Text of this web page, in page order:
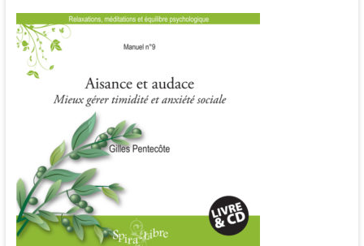
de
la
de
développement
de
la
merveilleuse
association
<b/>sophrologie,
méditation